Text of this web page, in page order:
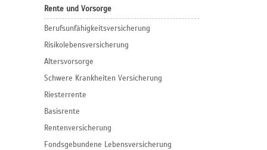
Rente und Vorsorge
Berufs­unfähigkeitsversicherung
Risikolebensversicherung
Altersvorsorge
Schwere Krankheiten Versicherung
Riesterrente
Basisrente
Rentenversicherung
Fondsgebundene Lebensversicherung